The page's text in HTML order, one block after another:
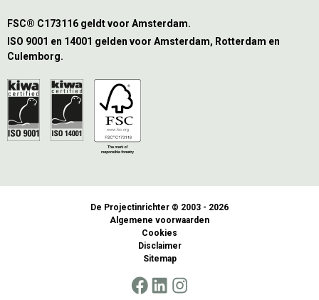
FSC® C173116 geldt voor Amsterdam.
ISO 9001 en 14001 gelden voor Amsterdam, Rotterdam en
Culemborg.
De Projectinrichter © 2003 - 2026
Algemene voorwaarden
Cookies
Disclaimer
Sitemap